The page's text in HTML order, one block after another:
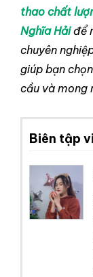
thao chất
Nghĩa Hảiđể
chuyên
giúp bạn
cầu và mong
Biên tập